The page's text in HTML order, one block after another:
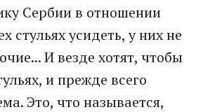
Сербии в отношении
стульях усидеть, у них не
И везде хотят, чтобы
и прежде всего
Это, что называется,